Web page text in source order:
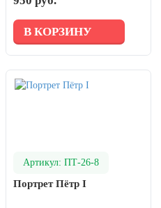
В КОРЗИНУ
Артикул: ПТ-26-8
Портрет Пётр I